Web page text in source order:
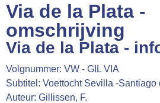
Ervaringen
Regio’s
Nieuws
Agenda
Via de la Plata -
omschrijving
Via de la Plata -
Volgnummer: VW - GIL VIA
Subtitel: Voettocht Sevilla -
Auteur: Gillissen, F.